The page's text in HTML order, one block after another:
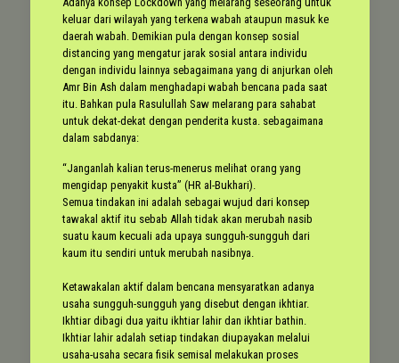
keluar dari wilayah yang terkena wabah ataupun masuk ke
daerah wabah. Demikian pula dengan konsep sosial
distancing yang mengatur jarak sosial antara individu
dengan individu lainnya sebagaimana yang di anjurkan oleh
Amr Bin Ash dalam menghadapi wabah bencana pada saat
itu. Bahkan pula Rasulullah Saw melarang para sahabat
untuk dekat-dekat dengan penderita kusta. sebagaimana
dalam sabdanya:
“Janganlah kalian terus-menerus melihat orang yang
mengidap penyakit kusta” (HR al-Bukhari).
Semua tindakan ini adalah sebagai wujud dari konsep
tawakal aktif itu sebab Allah tidak akan merubah nasib
suatu kaum kecuali ada upaya sungguh-sungguh dari
kaum itu sendiri untuk merubah nasibnya.
Ketawakalan aktif dalam bencana mensyaratkan adanya
usaha sungguh-sungguh yang disebut dengan ikhtiar.
Ikhtiar dibagi dua yaitu ikhtiar lahir dan ikhtiar bathin.
Ikhtiar lahir adalah setiap tindakan diupayakan melalui
usaha-usaha secara fisik semisal melakukan proses